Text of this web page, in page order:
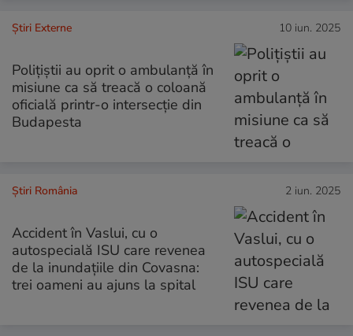
Știri Externe 10 iun. 2025
Polițiștii au oprit o ambulanță în
misiune ca să treacă o coloană
oficială printr-o intersecție din
Budapesta
Știri România 2 iun. 2025
Accident în Vaslui, cu o
autospecială ISU care revenea
de la inundațiile din Covasna:
trei oameni au ajuns la spital